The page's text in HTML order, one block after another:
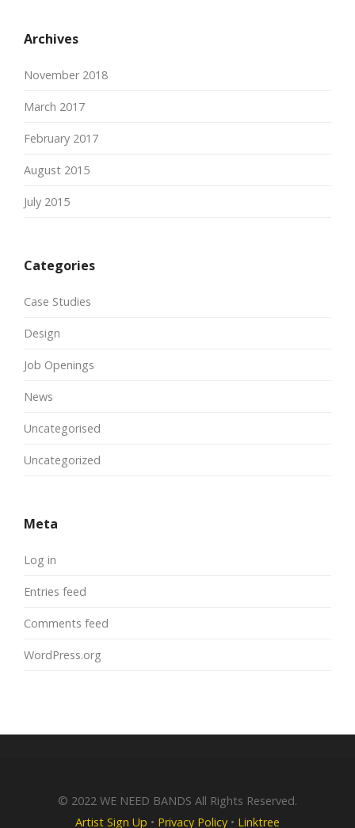
Archives
November 2018
March 2017
February 2017
August 2015
July 2015
Categories
Case Studies
Design
Job Openings
News
Uncategorised
Uncategorized
Meta
Log in
Entries feed
Comments feed
WordPress.org
© 2022 WE NEED BANDS All Rights Reserved.
Artist Sign Up • Privacy Policy • Linktree